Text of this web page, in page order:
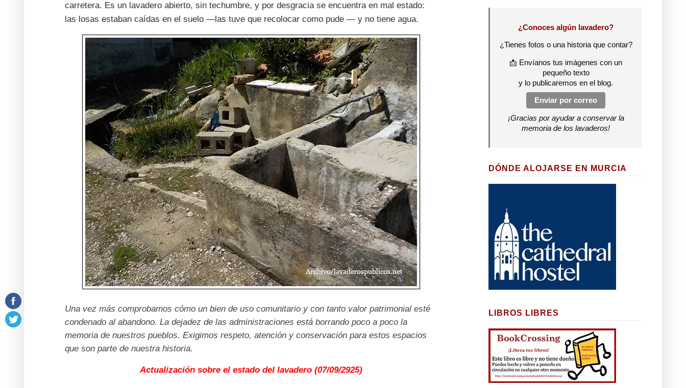
carretera. Es un lavadero abierto, sin techumbre, y por desgracia se encuentra en mal estado:
las losas estaban caídas en el suelo —las tuve que recolocar como pude — y no tiene agua.
Una vez más comprobamos cómo un bien de uso comunitario y con tanto valor patrimonial esté
condenado al abandono. La dejadez de las administraciones está borrando poco a poco la
memoria de nuestros pueblos. Exigimos respeto, atención y conservación para estos espacios
que son parte de nuestra historia.
Actualización sobre el estado del lavadero (07/09/2925)
¿Conoces algún lavadero?
¿Tienes fotos o una historia que contar?
📩 Envíanos tus imágenes con un
pequeño texto
y lo publicaremos en el blog.
Enviar por correo
¡Gracias por ayudar a conservar la
memoria de los lavaderos!
DÓNDE ALOJARSE EN MURCIA
LIBROS LIBRES